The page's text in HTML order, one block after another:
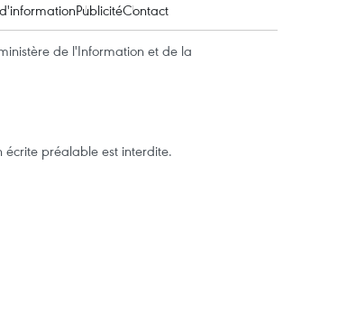
PublicitéContact
de l'Information et de la
préalable est interdite.